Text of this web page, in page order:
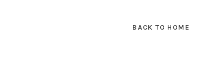
BACK TO HOME